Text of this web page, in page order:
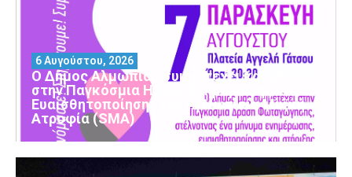
Ο Δήμος Αλμωπίας συμμετέχει και φέτος
στην Παγκόσμια Ημέρα Ενημέρωσης και
Ευαισθητοποίησης για τη Νωτιαία Μυϊκή
Ατροφία (SMA)
6 Αυγούστου, 2026